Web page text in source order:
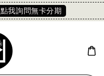
點我詢問無卡分期